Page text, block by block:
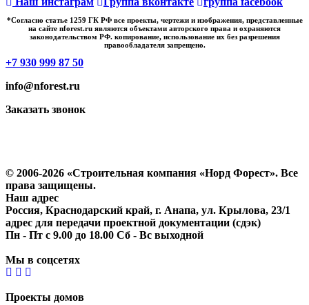
*Cогласно статье 1259 ГК РФ все проекты, чертежи и изображения, представленные
на сайте nforest.ru являются объектами авторского права и охраняются
законодательством РФ. копирование, использование их без разрешения
правообладателя запрещено.
+7 930 999 87 50
info@nforest.ru
Заказать звонок
© 2006-2026 «Строительная компания «Норд Форест». Все
права защищены.
Наш адрес
Россия, Краснодарский край, г. Анапа, ул. Крылова, 23/1
адрес для передачи проектной документации (сдэк)
Пн - Пт с 9.00 до 18.00 Сб - Вс выходной
Мы в соцсетях
Проекты домов